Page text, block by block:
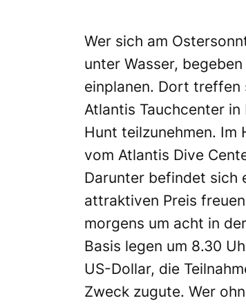
Wer sich am
unter Wasser,
einplanen. Dort treffen
Atlantis Tauchcenter
Hunt teilzunehmen. Im
vom Atlantis Dive
Darunter befindet sich
attraktiven Preis
morgens um acht in
Basis legen um 8.30
US-Dollar, die
Zweck zugute. Wer